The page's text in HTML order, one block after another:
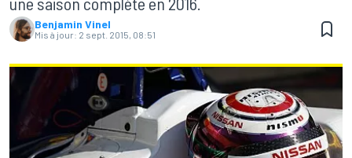
Benjamin Vinel
Mis à jour: 2 sept. 2015, 08:51